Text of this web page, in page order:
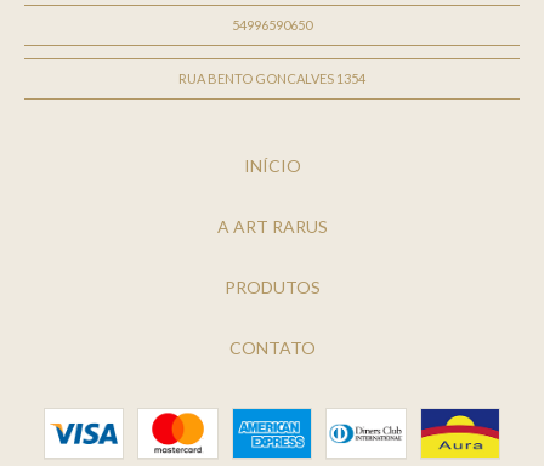
54996590650
RUA BENTO GONCALVES 1354
INÍCIO
A ART RARUS
PRODUTOS
CONTATO